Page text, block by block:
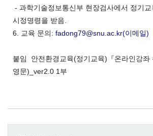
- 과학기술정보통신부 현장검사에서 정기
시정명령을 받음.
6. 교육 문의: fadong79@snu.ac.kr(이메일)
붙임 안전환경교육(정기교육)『온라인강좌
영문)_ver2.0 1부